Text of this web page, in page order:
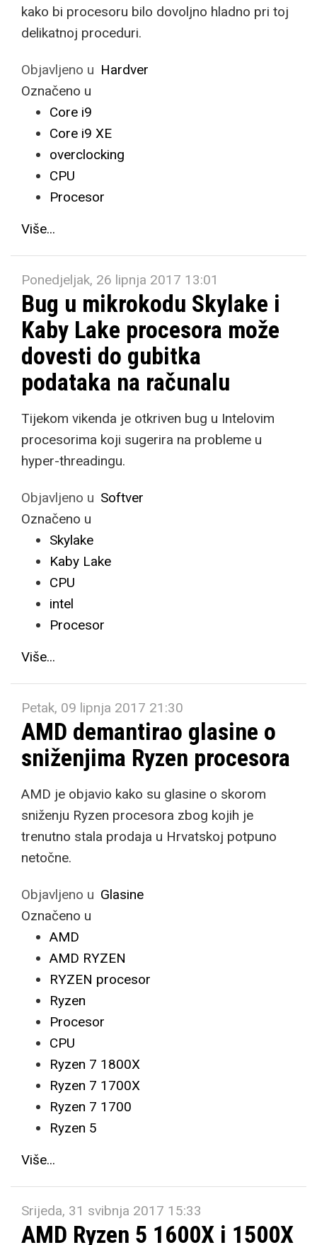
kako bi procesoru bilo dovoljno hladno pri toj
delikatnoj proceduri.
Objavljeno u Hardver
Označeno u
Core i9
Core i9 XE
overclocking
CPU
Procesor
Više...
Ponedjeljak, 26 lipnja 2017 13:01
Bug u mikrokodu Skylake i
Kaby Lake procesora može
dovesti do gubitka
podataka na računalu
Tijekom vikenda je otkriven bug u Intelovim
procesorima koji sugerira na probleme u
hyper-threadingu.
Objavljeno u Softver
Označeno u
Skylake
Kaby Lake
CPU
intel
Procesor
Više...
Petak, 09 lipnja 2017 21:30
AMD demantirao glasine o
sniženjima Ryzen procesora
AMD je objavio kako su glasine o skorom
sniženju Ryzen procesora zbog kojih je
trenutno stala prodaja u Hrvatskoj potpuno
netočne.
Objavljeno u Glasine
Označeno u
AMD
AMD RYZEN
RYZEN procesor
Ryzen
Procesor
CPU
Ryzen 7 1800X
Ryzen 7 1700X
Ryzen 7 1700
Ryzen 5
Više...
Srijeda, 31 svibnja 2017 15:33
AMD Ryzen 5 1600X i 1500X